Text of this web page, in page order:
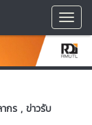
กร , ข่าวรับ